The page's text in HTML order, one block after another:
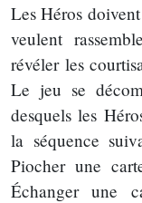
Les Héros
veulent
révéler les
Le jeu se
desquels les
la séquence
Piocher une
Échanger une